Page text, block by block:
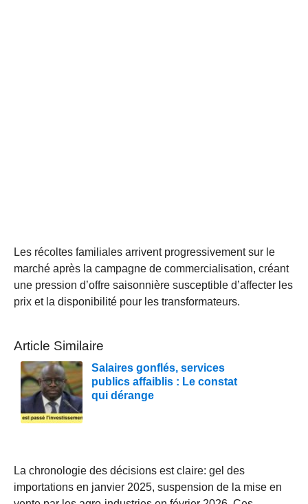
Les récoltes familiales arrivent progressivement sur le
marché après la campagne de commercialisation, créant
une pression d’offre saisonnière susceptible d’affecter les
prix et la disponibilité pour les transformateurs.
Article Similaire
Salaires gonflés, services
publics affaiblis : Le constat
qui dérange
La chronologie des décisions est claire: gel des
importations en janvier 2025, suspension de la mise en